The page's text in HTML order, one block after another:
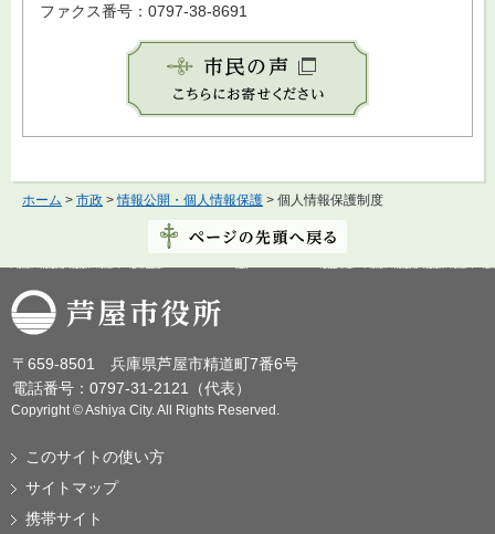
ファクス番号：0797-38-8691
ホーム > 市政 >情報公開・個人情報保護 > 個人情報保護制度
芦屋市役所
〒659-8501 兵庫県芦屋市精道町7番6号
電話番号：0797-31-2121（代表）
Copyright © Ashiya City. All Rights Reserved.
このサイトの使い方
サイトマップ
携帯サイト